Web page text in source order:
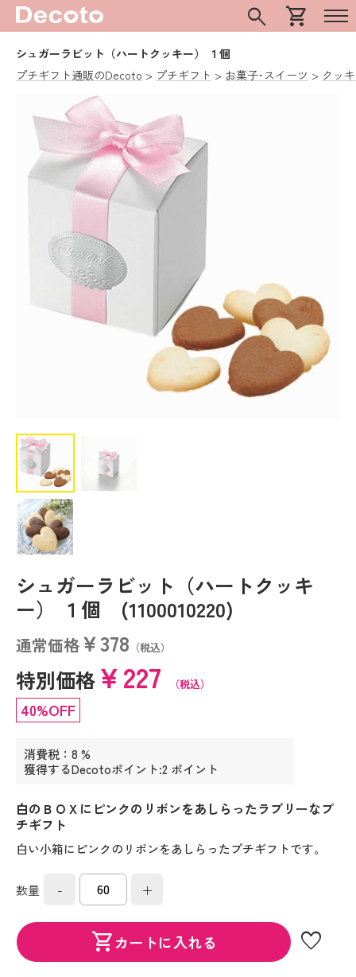
search shopping_cart
シュガーラビット（ハートクッキー） １個
プチギフト通販のDecoto
プチギフト お菓子･スイーツ クッ
シュガーラビット（ハートクッキ
ー） １個 (1100010220)
通常価格￥378 （税込）
特別価格￥227 （税込）
40%OFF
消費税：8 %
獲得するDecotoポイント:2 ポイント
白のＢＯＸにピンクのリボンをあしらったラブリーなプ
チギフト
白い小箱にピンクのリボンをあしらったプチギフトです。
数量 - +
shopping_cartカートに入れる favorite